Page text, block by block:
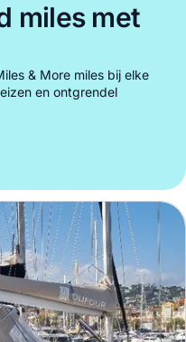
miles met
& More miles bij elke
en ontgrendel